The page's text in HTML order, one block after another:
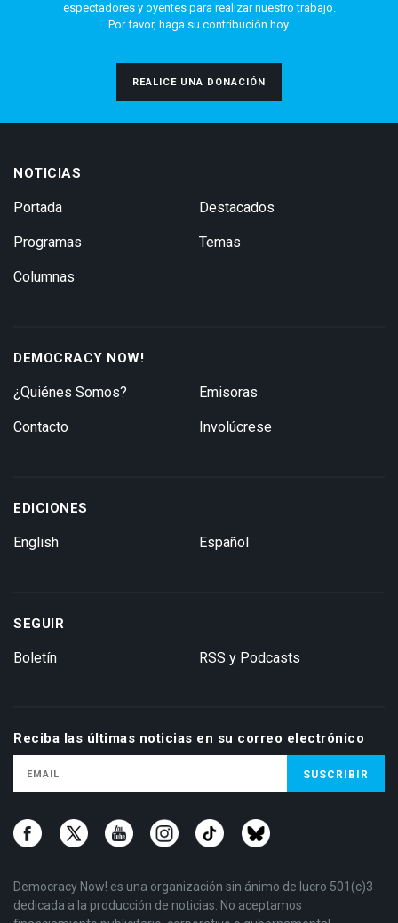
espectadores y oyentes para realizar nuestro trabajo.
Por favor, haga su contribución hoy.
REALICE UNA DONACIÓN
NOTICIAS
Portada
Programas
Columnas
Destacados
Temas
DEMOCRACY NOW!
¿Quiénes Somos?
Contacto
Emisoras
Involúcrese
EDICIONES
English Español
SEGUIR
Boletín RSS y Podcasts
Reciba las últimas noticias en su correo electrónico
Democracy Now! es una organización sin ánimo de lucro 501(c)3
dedicada a la producción de noticias. No aceptamos